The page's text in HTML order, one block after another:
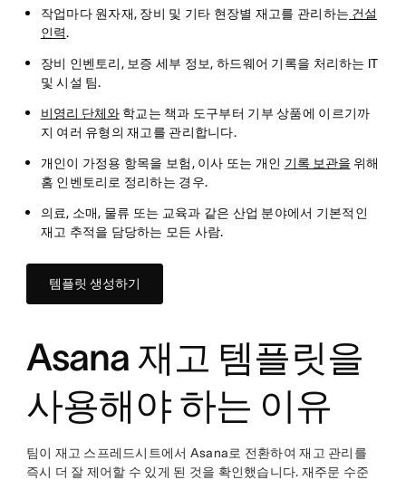
작업마다 원자재, 장비 및 기타 현장별 재고를 관리하는 건설
인력.
장비 인벤토리, 보증 세부 정보, 하드웨어 기록을 처리하는 IT
및 시설 팀.
비영리 단체와학교는 책과 도구부터 기부 상품에 이르기까
지 여러 유형의 재고를 관리합니다.
개인이 가정용 항목을 보험, 이사 또는 개인 기록 보관을 위해
홈 인벤토리로 정리하는 경우.
의료, 소매, 물류 또는 교육과 같은 산업 분야에서 기본적인
재고 추적을 담당하는 모든 사람.
템플릿 생성하기
Asana 재고 템플릿을
사용해야 하는 이유
팀이 재고 스프레드시트에서 Asana로 전환하여 재고 관리를
즉시 더 잘 제어할 수 있게 된 것을 확인했습니다. 재주문 수준